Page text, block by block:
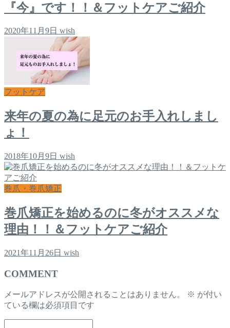
『今』です！！＆フットケアご紹介
2020年11月9日 wish
フットケア
来年の夏の為に足元のお手入れしまし
ょ！
2018年10月9日 wish
巻爪・巻爪矯正
巻爪矯正を始めるのに冬がオススメな
理由！！＆フットケアご紹介
2021年11月26日 wish
COMMENT
メールアドレスが公開されることはありません。 ※ が付い
ている欄は必須項目です